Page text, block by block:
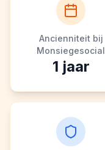
Ancienniteit bij
Monsiegesocial
1 jaar